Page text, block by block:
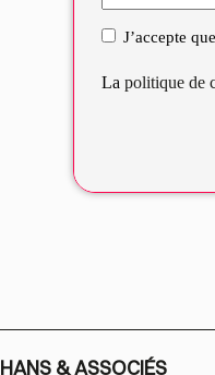
RGPDJ’accepte
Lapolitique de
HANS & ASSOCIÉS